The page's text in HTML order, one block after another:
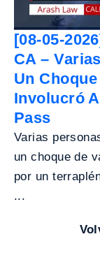
[08-05-
CA –
Un
Involucró
Pass
Varias
un choque de
por un
...